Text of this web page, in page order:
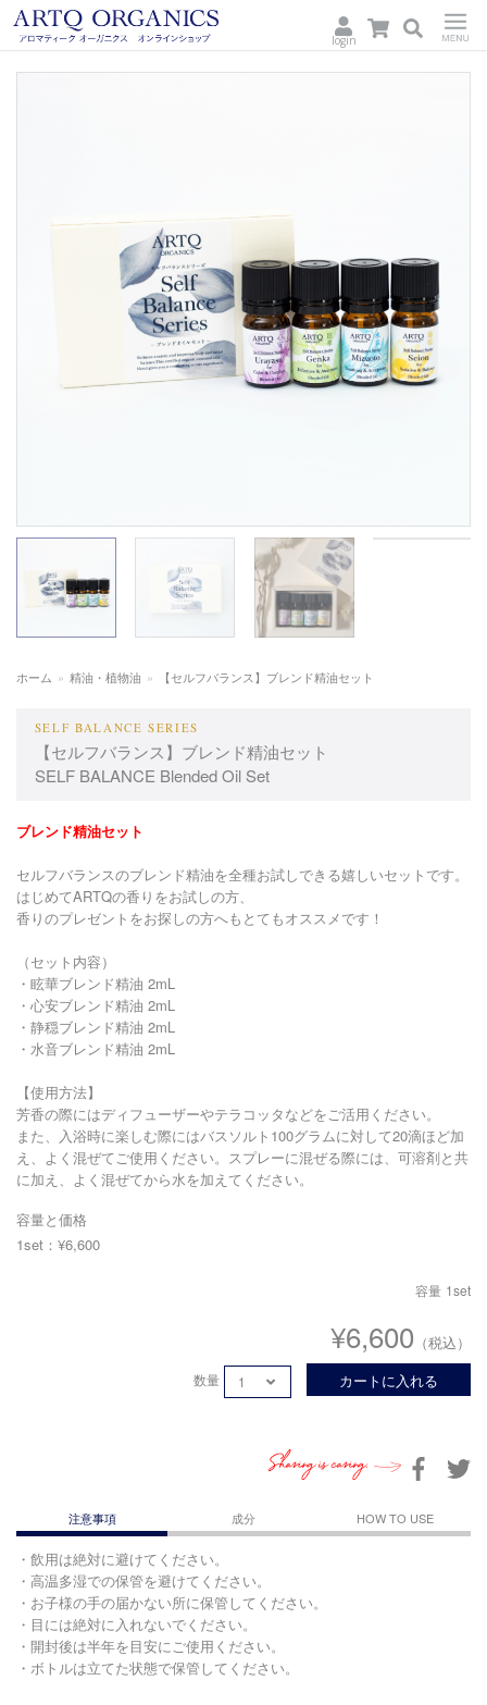
ARTQ
login
Menu
ホーム » 精油・植物油 » 【セルフバランス】ブレンド精油セット
SELF BALANCE SERIES
【セルフバランス】ブレンド精油セット
SELF BALANCE Blended Oil Set
ブレンド精油セット
セルフバランスのブレンド精油を全種お試しできる嬉しいセットです。
はじめてARTQの香りをお試しの方、
香りのプレゼントをお探しの方へもとてもオススメです！
（セット内容）
・眩華ブレンド精油 2mL
・心安ブレンド精油 2mL
・静穏ブレンド精油 2mL
・水音ブレンド精油 2mL
【使用方法】
芳香の際にはディフューザーやテラコッタなどをご活用ください。
また、入浴時に楽しむ際にはバスソルト100グラムに対して20滴ほど加
え、よく混ぜてご使用ください。スプレーに混ぜる際には、可溶剤と共
に加え、よく混ぜてから水を加えてください。
容量と価格
1set：¥6,600
容量 1set
¥6,600 （税込）
数量 カートに入れる
注意事項 成分 HOW TO USE
・飲用は絶対に避けてください。
・高温多湿での保管を避けてください。
・お子様の手の届かない所に保管してください。
・目には絶対に入れないでください。
・開封後は半年を目安にご使用ください。
・ボトルは立てた状態で保管してください。